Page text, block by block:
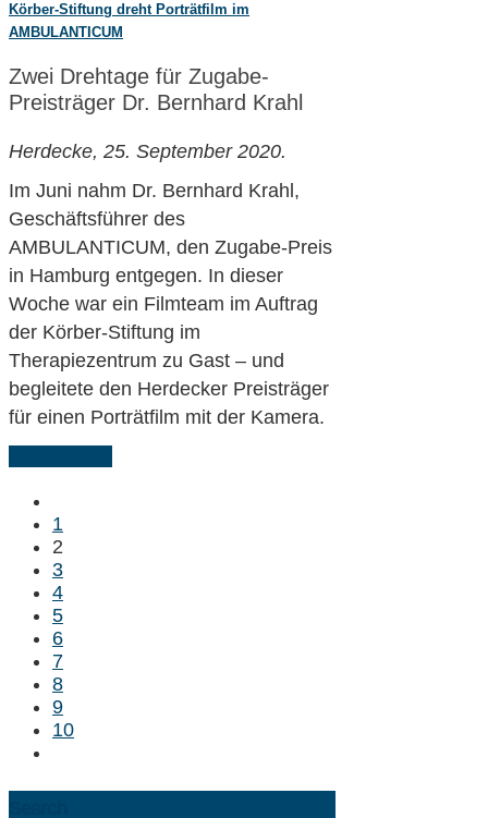
Körber-Stiftung dreht Porträtfilm im
AMBULANTICUM
Zwei Drehtage für Zugabe-
Preisträger Dr. Bernhard Krahl
Herdecke, 25. September 2020.
Im Juni nahm Dr. Bernhard Krahl,
Geschäftsführer des
AMBULANTICUM, den Zugabe-Preis
in Hamburg entgegen. In dieser
Woche war ein Filmteam im Auftrag
der Körber-Stiftung im
Therapiezentrum zu Gast – und
begleitete den Herdecker Preisträger
für einen Porträtfilm mit der Kamera.
1
2
3
4
5
6
7
8
9
10